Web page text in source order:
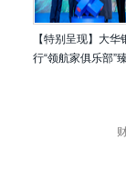
【特别呈现】大华
行“领航家俱乐部”